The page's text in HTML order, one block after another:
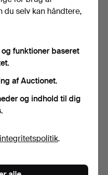
REOLER.
Opnåede hammerslag 17 apr
PAR MODERNE OKA
du selv kan håndtere,
funktioner baseret
af Auctionet.
og indhold til dig
integritetspolitik.